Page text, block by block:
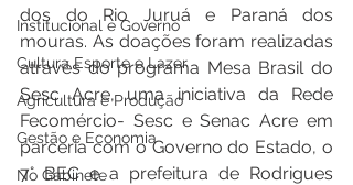
Institucional e Governo
Cultura Esporte e Lazer
Agricultura e Produção
Gestão e Economia
No Gabinete
dos do Rio Juruá e Paraná dos
mouras. As doações foram realizadas
através do programa Mesa Brasil do
Sesc Acre, uma iniciativa da Rede
Fecomércio- Sesc e Senac Acre em
parceria com o Governo do Estado, o
7° BEC e a prefeitura de Rodrigues